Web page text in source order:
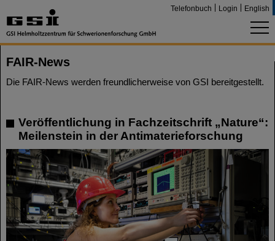
Telefonbuch Login English
FAIR-News
Die FAIR-News werden freundlicherweise von GSI bereitgestellt.
Veröffentlichung in Fachzeitschrift „Nature“:
Meilenstein in der Antimaterieforschung